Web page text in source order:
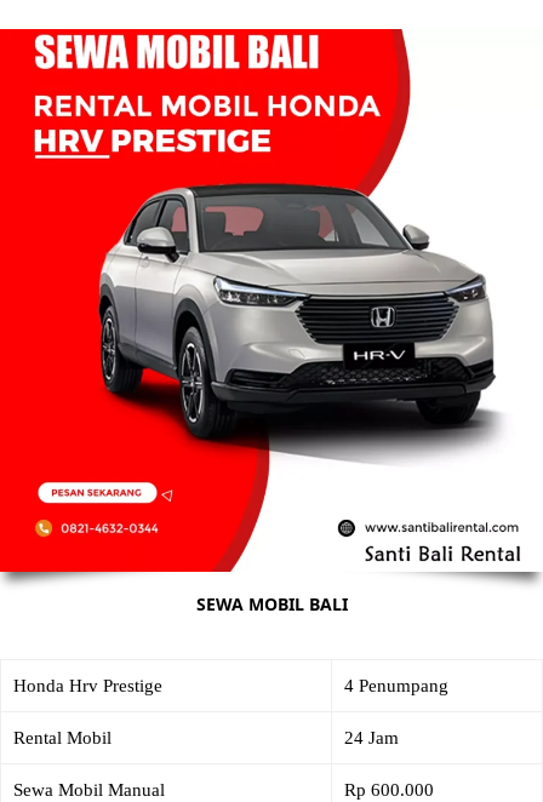
SEWA MOBIL BALI
Honda Hrv Prestige 4 Penumpang
Rental Mobil 24 Jam
Sewa Mobil Manual Rp 600.000